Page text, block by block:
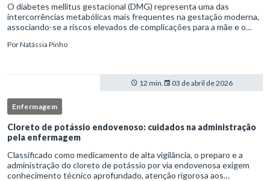
O diabetes mellitus gestacional (DMG) representa uma das
intercorrências metabólicas mais frequentes na gestação moderna,
associando-se a riscos elevados de complicações para a mãe e o
enferm
PorNatássia Pinho
12 min. 03 de abril de 2026
Enfermagem
Cloreto de potássio endovenoso: cuidados na administração
pela enfermagem
Classificado como medicamento de alta vigilância, o preparo e a
administração do cloreto de potássio por via endovenosa exigem
conhecimento técnico aprofundado, atenção rigorosa aos